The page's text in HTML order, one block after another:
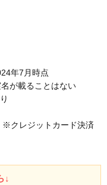
年7月時点
が載ることはない
※クレジットカード決済
↓